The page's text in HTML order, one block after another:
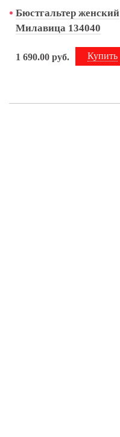
Бюстгальтер женский
Милавица 134040
Купить
1 690.00 руб.